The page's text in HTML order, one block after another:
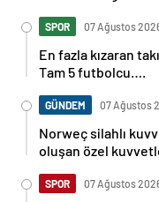
SPOR 07 Ağustos
En fazla kızaran
Tam 5 futbolcu….
GÜNDEM 07 Ağustos
Norweç silahlı
oluşan özel
SPOR 07 Ağustos